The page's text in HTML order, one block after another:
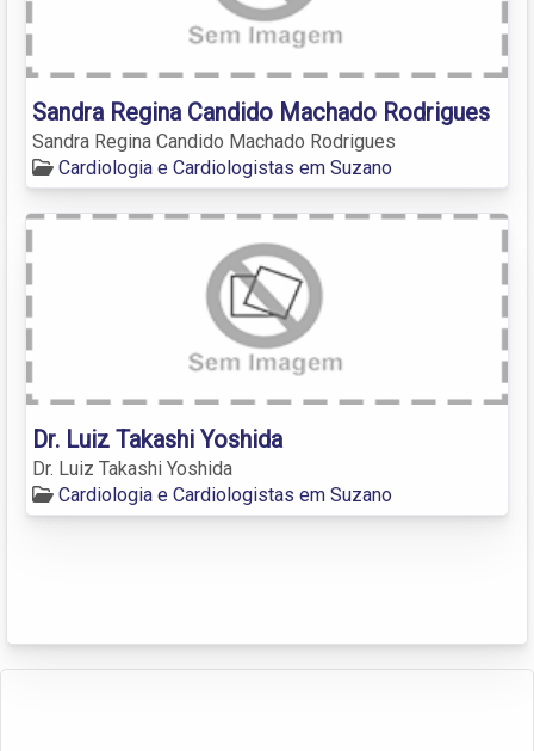
Sandra Regina Candido Machado Rodrigues
Sandra Regina Candido Machado Rodrigues
Cardiologia e Cardiologistas em Suzano
Dr. Luiz Takashi Yoshida
Dr. Luiz Takashi Yoshida
Cardiologia e Cardiologistas em Suzano